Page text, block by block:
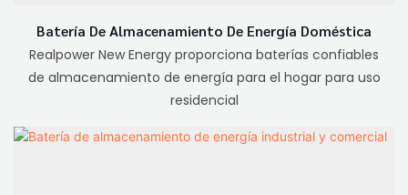
Batería De Almacenamiento De Energía Doméstica
Realpower New Energy proporciona baterías confiables
de almacenamiento de energía para el hogar para uso
residencial